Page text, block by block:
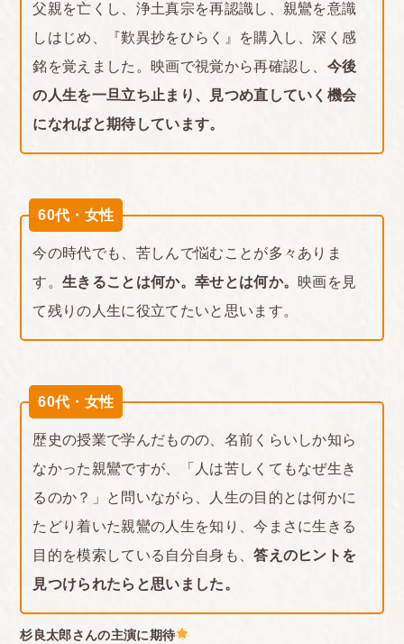
父親を亡くし、浄土真宗を再認識し、親鸞を意識
しはじめ、『歎異抄をひらく』を購入し、深く感
銘を覚えました。映画で視覚から再確認し、 今後
の人生を一旦立ち止まり、見つめ直していく機会
になればと期待しています。
60代・女性
今の時代でも、苦しんで悩むことが多々ありま
す。生きることは何か。幸せとは何か。 映画を見
て残りの人生に役立てたいと思います。
60代・女性
歴史の授業で学んだものの、名前くらいしか知ら
なかった親鸞ですが、「人は苦しくてもなぜ生き
るのか？」と問いながら、人生の目的とは何かに
たどり着いた親鸞の人生を知り、今まさに生きる
目的を模索している自分自身も、答えのヒントを
見つけられたらと思いました。
杉良太郎さんの主演に期待